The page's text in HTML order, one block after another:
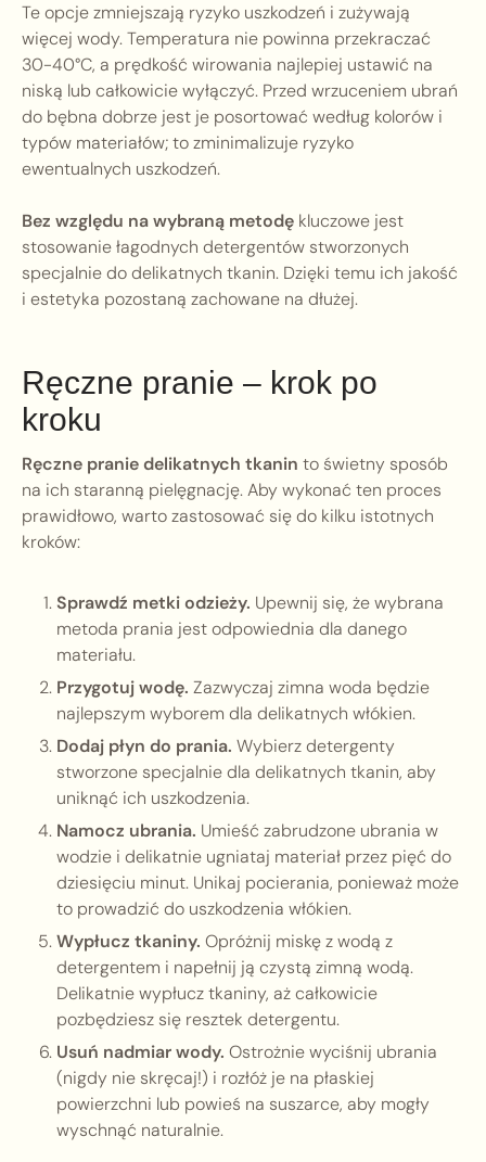
Te opcje zmniejszają ryzyko uszkodzeń i zużywają
więcej wody. Temperatura nie powinna przekraczać
30-40°C, a prędkość wirowania najlepiej ustawić na
niską lub całkowicie wyłączyć. Przed wrzuceniem ubrań
do bębna dobrze jest je posortować według kolorów i
typów materiałów; to zminimalizuje ryzyko
ewentualnych uszkodzeń.
Bez względu na wybraną metodę kluczowe jest
stosowanie łagodnych detergentów stworzonych
specjalnie do delikatnych tkanin. Dzięki temu ich jakość
i estetyka pozostaną zachowane na dłużej.
Ręczne pranie – krok po
kroku
Ręczne pranie delikatnych tkanin to świetny sposób
na ich staranną pielęgnację. Aby wykonać ten proces
prawidłowo, warto zastosować się do kilku istotnych
kroków:
Sprawdź metki odzieży. Upewnij się, że wybrana
metoda prania jest odpowiednia dla danego
materiału.
Przygotuj wodę. Zazwyczaj zimna woda będzie
najlepszym wyborem dla delikatnych włókien.
Dodaj płyn do prania. Wybierz detergenty
stworzone specjalnie dla delikatnych tkanin, aby
uniknąć ich uszkodzenia.
Namocz ubrania. Umieść zabrudzone ubrania w
wodzie i delikatnie ugniataj materiał przez pięć do
dziesięciu minut. Unikaj pocierania, ponieważ może
to prowadzić do uszkodzenia włókien.
Wypłucz tkaniny. Opróżnij miskę z wodą z
detergentem i napełnij ją czystą zimną wodą.
Delikatnie wypłucz tkaniny, aż całkowicie
pozbędziesz się resztek detergentu.
Usuń nadmiar wody. Ostrożnie wyciśnij ubrania
(nigdy nie skręcaj!) i rozłóż je na płaskiej
powierzchni lub powieś na suszarce, aby mogły
wyschnąć naturalnie.